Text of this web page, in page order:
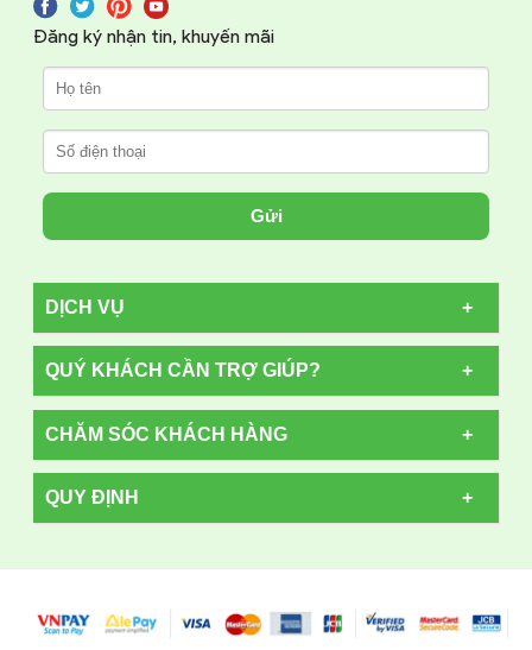
Đăng ký nhận tin, khuyến mãi
Gửi
DỊCH VỤ
QUÝ KHÁCH CẦN TRỢ GIÚP?
CHĂM SÓC KHÁCH HÀNG
QUY ĐỊNH